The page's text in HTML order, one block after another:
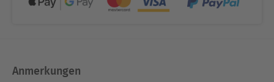
Anmerkungen